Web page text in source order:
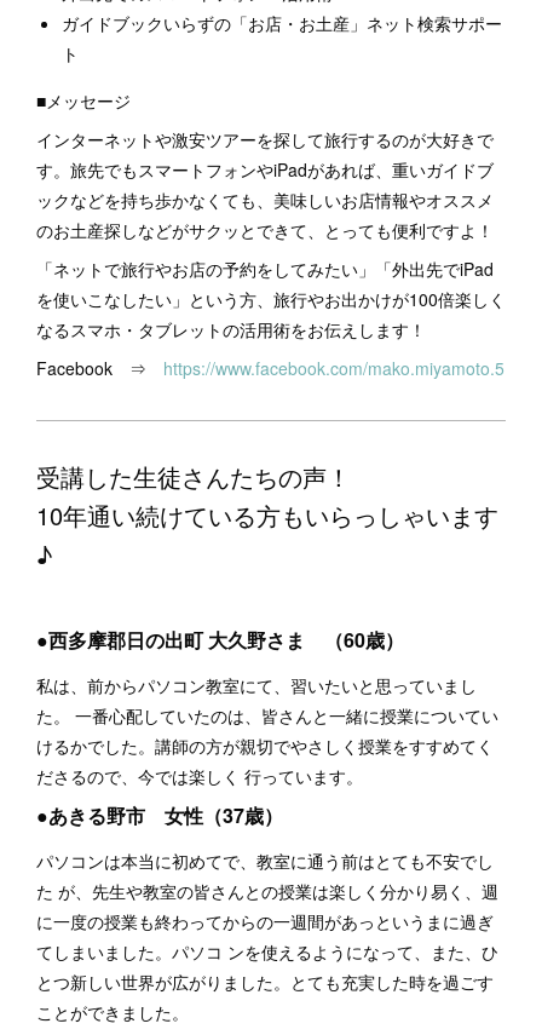
ガイドブックいらずの「お店・お土産」ネット検索サポー
ト
■メッセージ
インターネットや激安ツアーを探して旅行するのが大好きで
す。旅先でもスマートフォンやiPadがあれば、重いガイドブ
ックなどを持ち歩かなくても、美味しいお店情報やオススメ
のお土産探しなどがサクッとできて、とっても便利ですよ！
「ネットで旅行やお店の予約をしてみたい」「外出先でiPad
を使いこなしたい」という方、旅行やお出かけが100倍楽しく
なるスマホ・タブレットの活用術をお伝えします！
Facebook ⇒ https://www.facebook.com/mako.miyamoto.5
受講した生徒さんたちの声！
10年通い続けている方もいらっしゃいます
♪
●西多摩郡日の出町 大久野さま （60歳）
私は、前からパソコン教室にて、習いたいと思っていまし
た。 一番心配していたのは、皆さんと一緒に授業についてい
けるかでした。講師の方が親切でやさしく授業をすすめてく
ださるので、今では楽しく 行っています。
●あきる野市 女性（37歳）
パソコンは本当に初めてで、教室に通う前はとても不安でし
た が、先生や教室の皆さんとの授業は楽しく分かり易く、週
に一度の授業も終わってからの一週間があっというまに過ぎ
てしまいました。パソコ ンを使えるようになって、また、ひ
とつ新しい世界が広がりました。とても充実した時を過ごす
ことができました。